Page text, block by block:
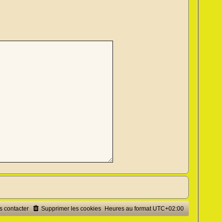
Heures au format UTC+02:00
Supprimer les cookies
contacter